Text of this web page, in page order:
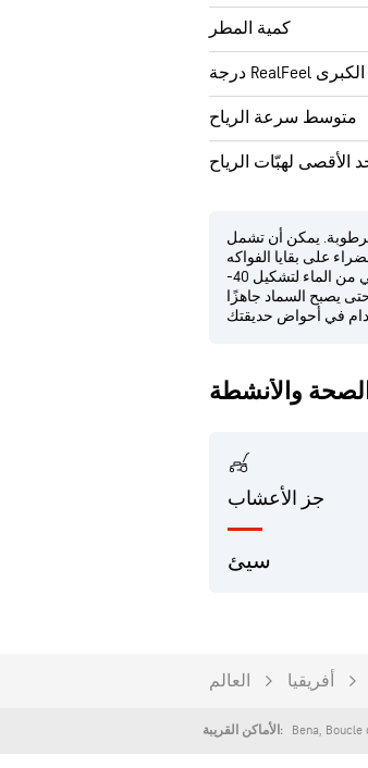
كمية المطر
درجة RealFeel الكبرى
متوسط سرعة الرياح
الأقصى لهبّات الرياح
يمكن أن تشمل
على بقايا الفواكه
والخضراوات أو العشب المُشذب. حافظ على رطوبة السماد عن طريق إضافة ما يكفي من الماء لتشكيل 40-
يصبح السماد جاهزًا
والأنشطة
جز الأعشاب
سيئ
العالم أفريقيا
الأماكن القريبة: Bena, Boucle